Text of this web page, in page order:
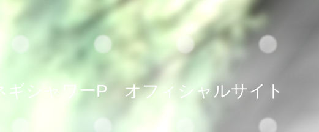
ギシャワーP オフィシャルサイト